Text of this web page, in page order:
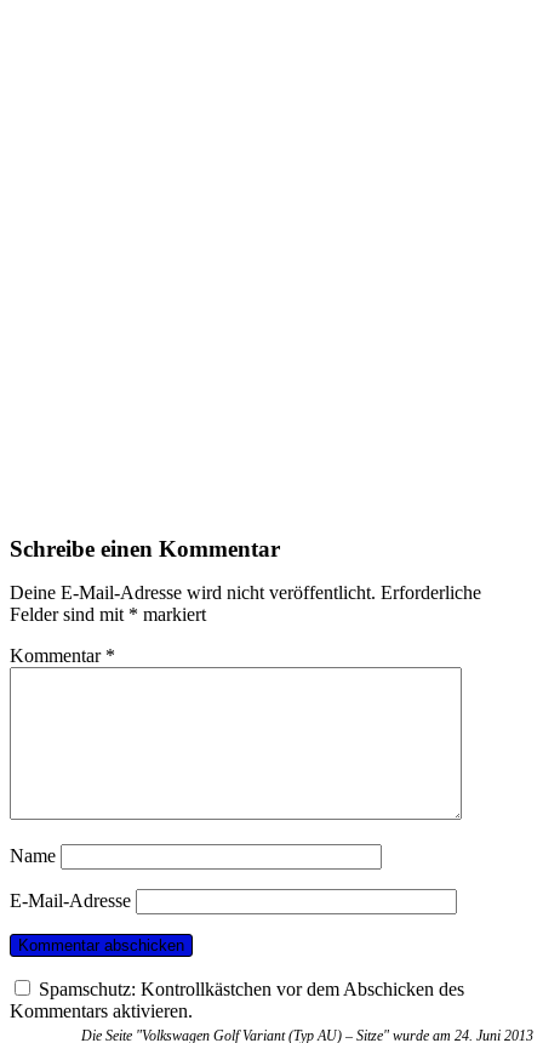
Schreibe einen Kommentar
Deine E-Mail-Adresse wird nicht veröffentlicht. Erforderliche
Felder sind mit * markiert
Kommentar *
Name
E-Mail-Adresse
Spamschutz: Kontrollkästchen vor dem Abschicken des
Kommentars aktivieren.
Die Seite "Volkswagen Golf Variant (Typ AU) – Sitze" wurde am 24. Juni 2013